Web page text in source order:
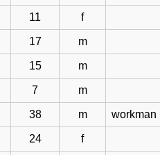
11 f
17 m
15 m
7 m
38 m workman
24 f